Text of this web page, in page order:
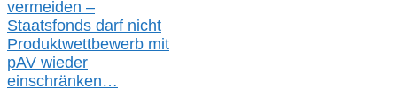
vermeiden –
Staatsfonds darf nicht
Produktwettbewerb mit
pAV wieder
einschränken…